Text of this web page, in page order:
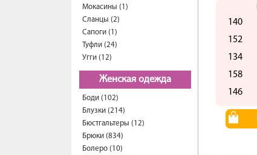
Мокасины (1)
Сланцы (2)
Сапоги (1)
Туфли (24)
Угги (12)
Женская одежда
Боди (102)
Блузки (214)
Бюстгальтеры (12)
Брюки (834)
Болеро (10)
140
152
134
158
146